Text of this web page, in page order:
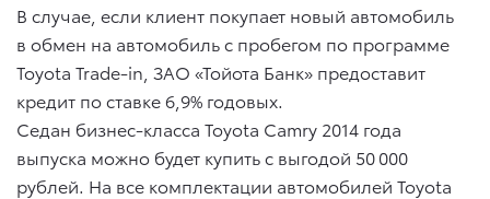
В случае, если клиент покупает новый автомобиль
в обмен на автомобиль с пробегом по программе
Toyota Trade-in, ЗАО «Тойота Банк» предоставит
кредит по ставке 6,9% годовых.
Седан бизнес-класса Toyota Camry 2014 года
выпуска можно будет купить с выгодой 50 000
рублей. На все комплектации автомобилей Toyota